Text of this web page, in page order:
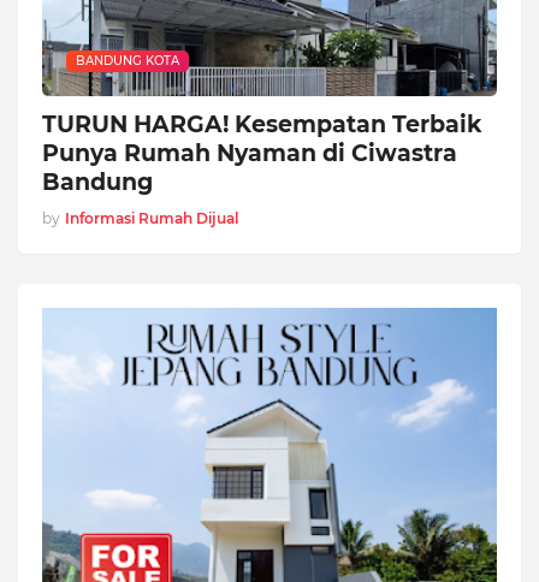
BANDUNG KOTA
TURUN HARGA! Kesempatan Terbaik
Punya Rumah Nyaman di Ciwastra
Bandung
by Informasi Rumah Dijual